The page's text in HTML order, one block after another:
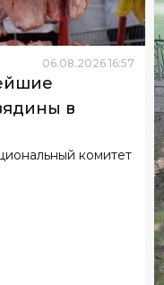
в
комитет